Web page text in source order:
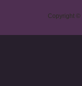
Copyright ©